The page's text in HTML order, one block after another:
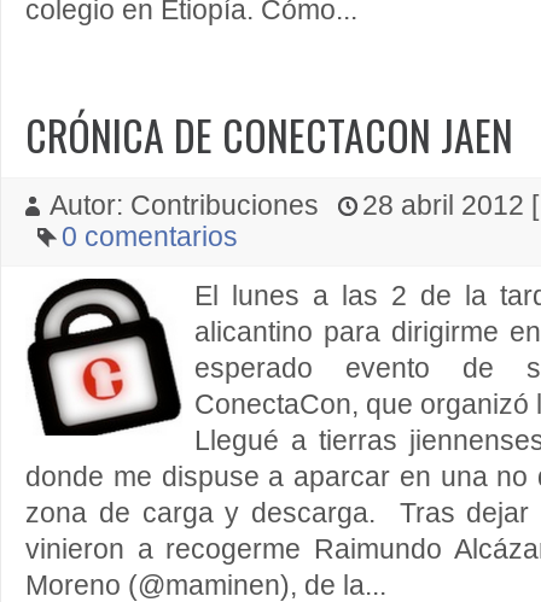
colegio en Etiopía. Cómo...
CRÓNICA DE CONECTACON JAEN
Autor: Contribuciones
28 abril 2012
0 comentarios
El lunes a las 2 de la
alicantino para dirigirme
esperado evento de
ConectaCon, que organizó
Llegué a tierras
donde me dispuse a aparcar en una no
zona de carga y descarga. Tras dejar
vinieron a recogerme Raimundo
Moreno (@maminen), de la...